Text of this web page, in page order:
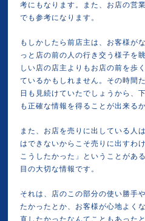
考にもなります。また、お店の営
でも参考になります。
もしかしたら前店主は、お客様が
っと店の前の人の行き交う様子を
しい店の店主よりもお店の前を歩
ているかもしれません。その時間
日も見続けていたでしょうから、
も正確な情報を得ることが出来る
また、お店を売りに出している人
はできないからこそ売りに出すわ
こうしたかった」ということがあ
目の大切な情報です。
それは、店のこの部分の使い勝手
たかったとか、お客様が心地よく
直したかったなんてこともあった